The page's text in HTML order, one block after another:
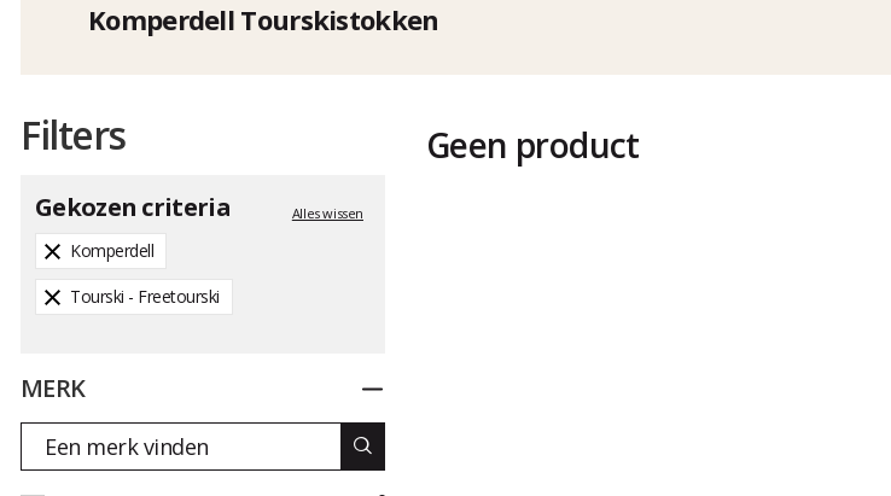
Komperdell Tourskistokken
Filters
Gekozen criteria Alles wissen
Komperdell
Tourski - Freetourski
MERK Dichtplooien
Geen product